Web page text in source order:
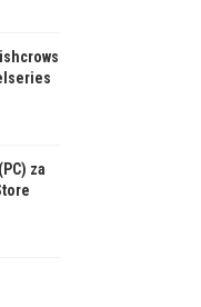
za